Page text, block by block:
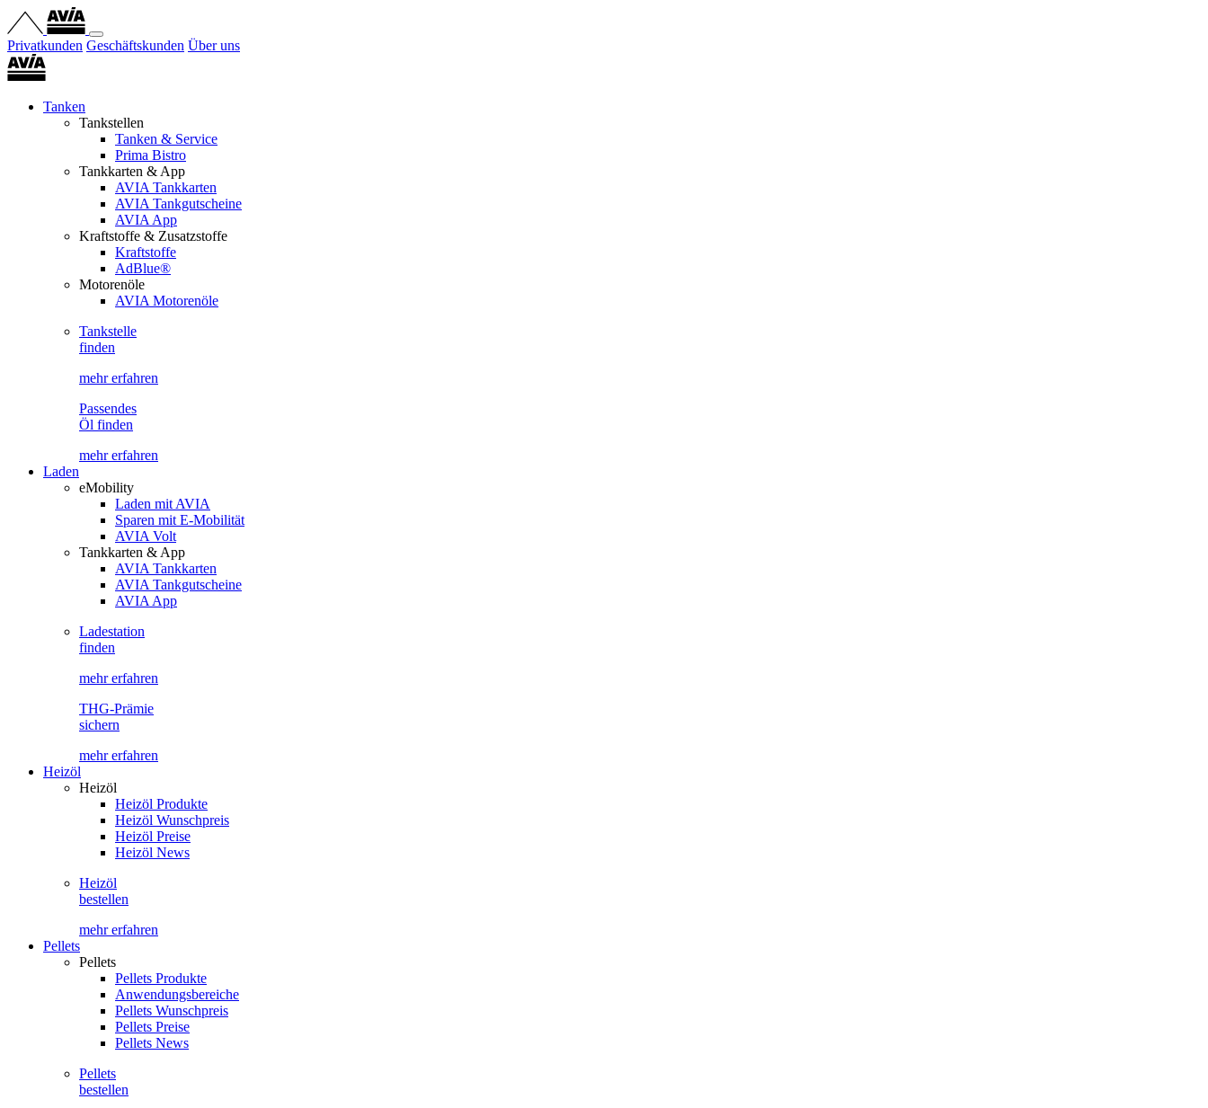
Privatkunden Geschäftskunden Über uns
Tanken
Tankstellen
Tanken & Service
Prima Bistro
Tankkarten & App
AVIA Tankkarten
AVIA Tankgutscheine
AVIA App
Kraftstoffe & Zusatzstoffe
Kraftstoffe
AdBlue®
Motorenöle
AVIA Motorenöle
Tankstelle
finden
mehr erfahren
Passendes
Öl finden
mehr erfahren
Laden
eMobility
Laden mit AVIA
Sparen mit E-Mobilität
AVIA Volt
Tankkarten & App
AVIA Tankkarten
AVIA Tankgutscheine
AVIA App
Ladestation
finden
mehr erfahren
THG-Prämie
sichern
mehr erfahren
Heizöl
Heizöl
Heizöl Produkte
Heizöl Wunschpreis
Heizöl Preise
Heizöl News
Heizöl
bestellen
mehr erfahren
Pellets
Pellets
Pellets Produkte
Anwendungsbereiche
Pellets Wunschpreis
Pellets Preise
Pellets News
Pellets
bestellen